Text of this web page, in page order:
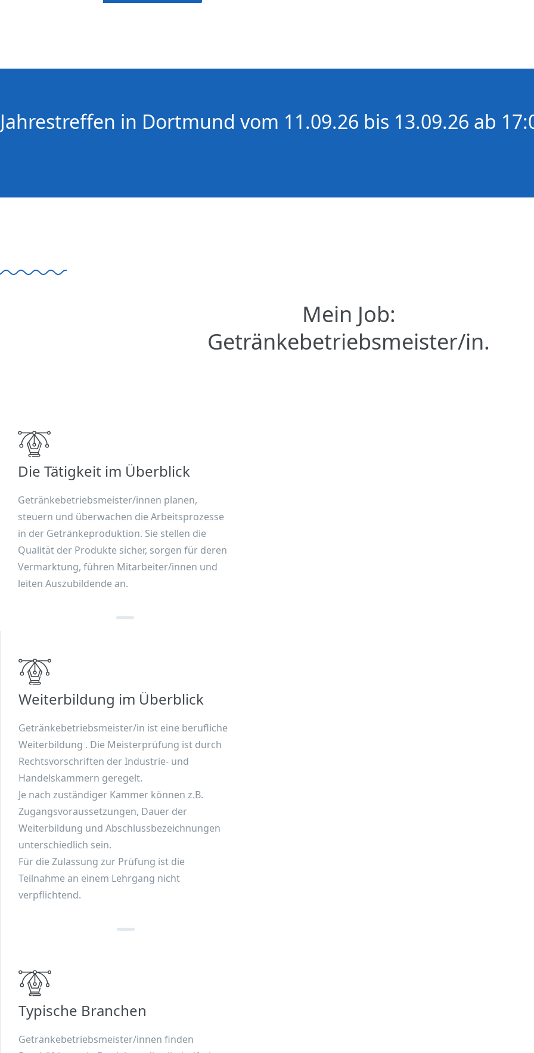
Jahrestreffen in Dortmund vom 11.09.26 bis 13.09.26 ab
Mein Job:
Getränkebetriebsmeister/in.
Die Tätigkeit im Überblick
Getränkebetriebsmeister/innen planen,
steuern und überwachen die Arbeitsprozesse
in der Getränkeproduktion. Sie stellen die
Qualität der Produkte sicher, sorgen für deren
Vermarktung, führen Mitarbeiter/innen und
leiten Auszubildende an.
Weiterbildung im Überblick
Getränkebetriebsmeister/in ist eine berufliche
Weiterbildung . Die Meisterprüfung ist durch
Rechtsvorschriften der Industrie- und
Handelskammern geregelt.
Je nach zuständiger Kammer können z.B.
Zugangsvoraussetzungen, Dauer der
Weiterbildung und Abschlussbezeichnungen
unterschiedlich sein.
Für die Zulassung zur Prüfung ist die
Teilnahme an einem Lehrgang nicht
verpflichtend.
Typische Branchen
Getränkebetriebsmeister/innen finden